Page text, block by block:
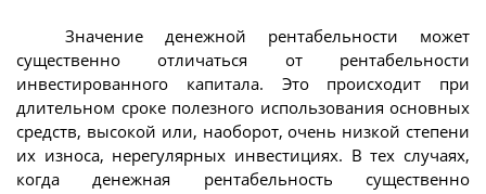
Значение денежной рентабельности может
существенно отличаться от рентабельности
инвестированного капитала. Это происходит при
длительном сроке полезного использования основных
средств, высокой или, наоборот, очень низкой степени
их износа, нерегулярных инвестициях. В тех случаях,
когда денежная рентабельность существенно